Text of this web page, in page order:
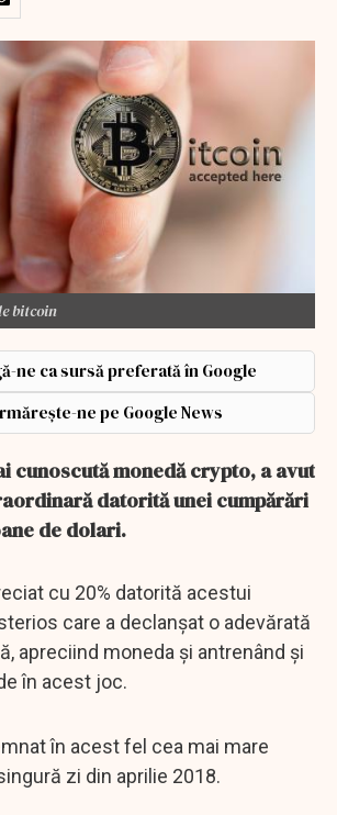
bitcoin
ne ca sursă preferată în Google
ne pe Google News
cunoscută monedă crypto, a avut
datorită unei cumpărări
de dolari.
cu 20% datorită acestui
care a declanșat o adevărată
apreciind moneda și antrenând și
în acest joc.
în acest fel cea mai mare
zi din aprilie 2018.